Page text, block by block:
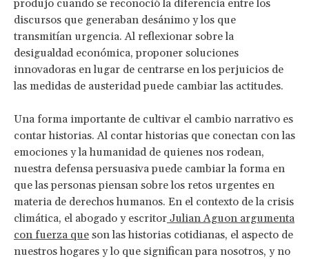
produjo cuando se reconoció la diferencia entre los
discursos que generaban desánimo y los que
transmitían urgencia. Al reflexionar sobre la
desigualdad económica, proponer soluciones
innovadoras en lugar de centrarse en los perjuicios de
las medidas de austeridad puede cambiar las actitudes.
Una forma importante de cultivar el cambio narrativo es
contar historias. Al contar historias que conectan con las
emociones y la humanidad de quienes nos rodean,
nuestra defensa persuasiva puede cambiar la forma en
que las personas piensan sobre los retos urgentes en
materia de derechos humanos. En el contexto de la crisis
climática, el abogado y escritor Julian Aguon argumenta
con fuerza que son las historias cotidianas, el aspecto de
nuestros hogares y lo que significan para nosotros, y no